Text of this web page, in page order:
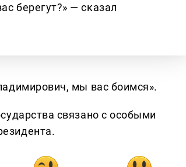
берегут?» — сказал
мы вас боимся».
связано с особыми